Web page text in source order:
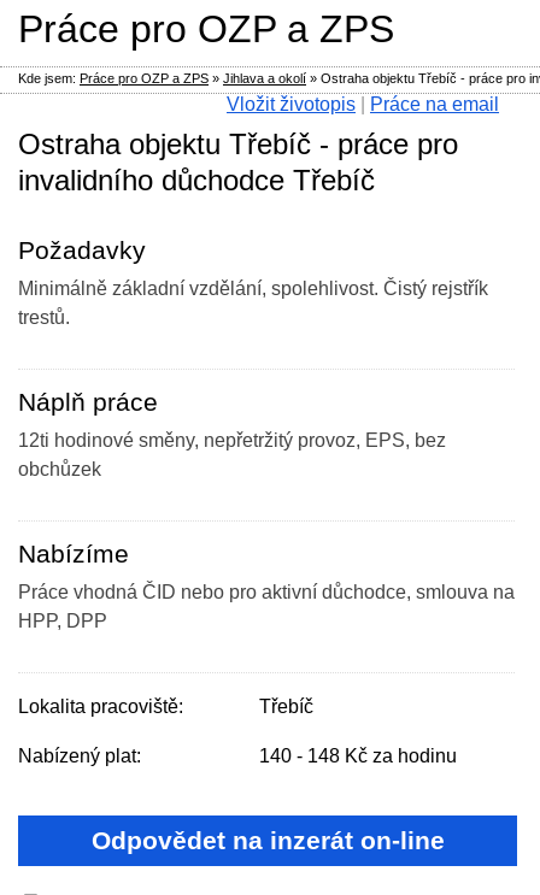
Ostraha objektu Třebíč - práce pro
invalidního důchodce Třebíč
Požadavky
Minimálně základní vzdělání, spolehlivost. Čistý rejstřík
trestů.
Náplň práce
12ti hodinové směny, nepřetržitý provoz, EPS, bez
obchůzek
Nabízíme
Práce vhodná ČID nebo pro aktivní důchodce, smlouva na
HPP, DPP
Lokalita pracoviště: Třebíč
Nabízený plat: 140 - 148 Kč za hodinu
Odpovědet na inzerát on-line
Práce pro OZP a ZPS
Vložit životopis Práce na email
Kde jsem: Práce pro OZP a ZPS » Jihlava a okolí » Ostraha objektu Třebíč - práce pro